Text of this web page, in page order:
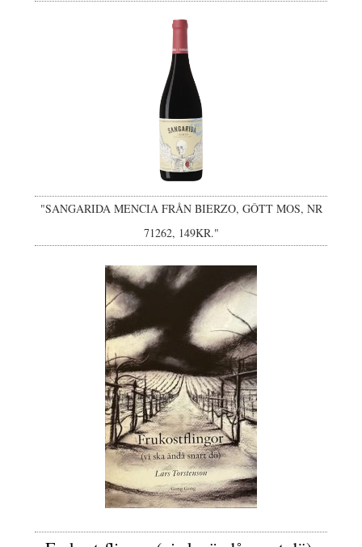
"SANGARIDA MENCIA FRÅN BIERZO, GÔTT MOS, NR
71262, 149KR."